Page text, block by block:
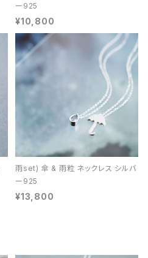
ー925
¥10,800
雨set) 傘 & 雨粒 ネックレス シルバ
ー925
¥13,800